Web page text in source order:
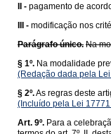
II - pagamento de
III - modificação nos
Parágrafo único. Na
§ 1º. Na modalidade
(Redação dada pela
§ 2º.As regras deste
(Incluído pela Lei
Art. 9º. Para a